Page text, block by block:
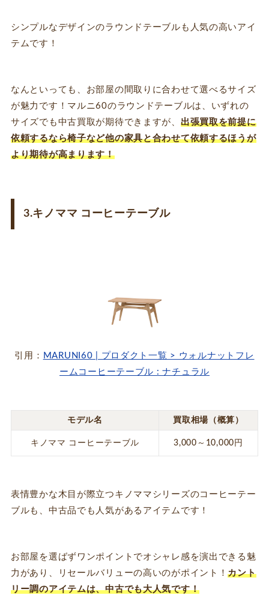
シンプルなデザインのラウンドテーブルも人気の高いアイ
テムです！
なんといっても、お部屋の間取りに合わせて選べるサイズ
が魅力です！マルニ60のラウンドテーブルは、いずれの
サイズでも中古買取が期待できますが、 出張買取を前提に
依頼するなら椅子など他の家具と合わせて依頼するほうが
より期待が高まります！
3.キノママ コーヒーテーブル
引用： MARUNI60 | プロダクト一覧 > ウォルナットフレ
ームコーヒーテーブル : ナチュラル
モデル名 買取相場（概算）
キノママ コーヒーテーブル 3,000～10,000円
表情豊かな木目が際立つキノママシリーズのコーヒーテー
ブルも、中古品でも人気があるアイテムです！
お部屋を選ばずワンポイントでオシャレ感を演出できる魅
力があり、リセールバリューの高いのがポイント！カント
リー調のアイテムは、中古でも大人気です！